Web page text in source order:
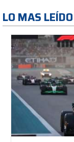
LO MAS LEÍDO